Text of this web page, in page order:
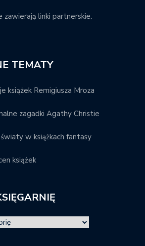
zawierają linki partnerskie.
TEMATY
książek Remigiusza Mroza
zagadki Agathy Christie
w książkach fantasy
książek